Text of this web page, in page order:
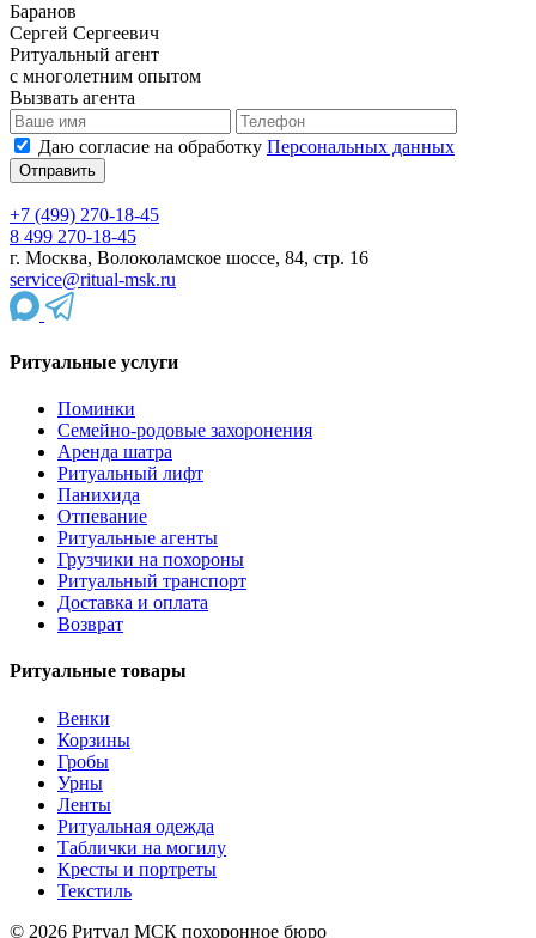
Баранов
Сергей Сергеевич
Ритуальный агент
с многолетним опытом
Вызвать агента
Даю согласие на обработку Персональных данных
+7 (499) 270-18-45
8 499 270-18-45
г. Москва, Волоколамское шоссе, 84, стр. 16
service@ritual-msk.ru
Ритуальные услуги
Поминки
Семейно-родовые захоронения
Аренда шатра
Ритуальный лифт
Панихида
Отпевание
Ритуальные агенты
Грузчики на похороны
Ритуальный транспорт
Доставка и оплата
Возврат
Ритуальные товары
Венки
Корзины
Гробы
Урны
Ленты
Ритуальная одежда
Таблички на могилу
Кресты и портреты
Текстиль
© 2026 Ритуал МСК похоронное бюро